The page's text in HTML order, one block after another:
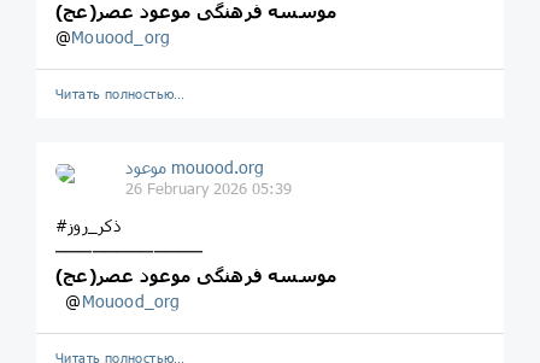
موسسه فرهنگی موعود عصر(عج)
@Mouood_org
Читать полностью…
موعود mouood.org
26 February 2026 05:39
#ذکر_روز
────────────
موسسه فرهنگی موعود عصر(عج)
‌ ‌ ‌@Mouood_org
Читать полностью…